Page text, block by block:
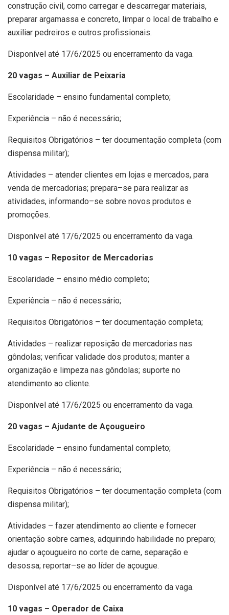
construção civil, como carregar e descarregar materiais,
preparar argamassa e concreto, limpar o local de trabalho e
auxiliar pedreiros e outros profissionais.
Disponível até 17/6/2025 ou encerramento da vaga.
20 vagas – Auxiliar de Peixaria
Escolaridade – ensino fundamental completo;
Experiência – não é necessário;
Requisitos Obrigatórios – ter documentação completa (com
dispensa militar);
Atividades – atender clientes em lojas e mercados, para
venda de mercadorias; prepara–se para realizar as
atividades, informando–se sobre novos produtos e
promoções.
Disponível até 17/6/2025 ou encerramento da vaga.
10 vagas – Repositor de Mercadorias
Escolaridade – ensino médio completo;
Experiência – não é necessário;
Requisitos Obrigatórios – ter documentação completa;
Atividades – realizar reposição de mercadorias nas
gôndolas; verificar validade dos produtos; manter a
organização e limpeza nas gôndolas; suporte no
atendimento ao cliente.
Disponível até 17/6/2025 ou encerramento da vaga.
20 vagas – Ajudante de Açougueiro
Escolaridade – ensino fundamental completo;
Experiência – não é necessário;
Requisitos Obrigatórios – ter documentação completa (com
dispensa militar);
Atividades – fazer atendimento ao cliente e fornecer
orientação sobre carnes, adquirindo habilidade no preparo;
ajudar o açougueiro no corte de carne, separação e
desossa; reportar–se ao líder de açougue.
Disponível até 17/6/2025 ou encerramento da vaga.
10 vagas – Operador de Caixa